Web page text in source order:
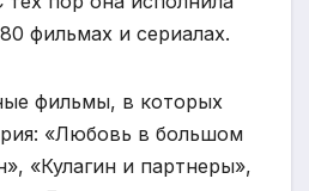
фильмах и сериалах.
фильмы, в которых
«Любовь в большом
«Кулагин и партнеры»,